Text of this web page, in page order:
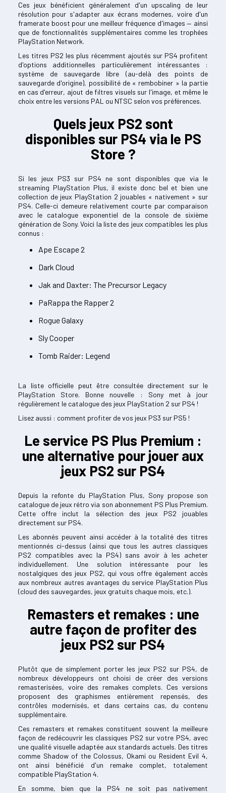
Ces jeux bénéficient généralement d'un upscaling de leur
résolution pour s'adapter aux écrans modernes, voire d'un
framerate boost pour une meilleur fréquence d'images — ainsi
que de fonctionnalités supplémentaires comme les trophées
PlayStation Network.
Les titres PS2 les plus récemment ajoutés sur PS4 profitent
d'options additionnelles particulièrement intéressantes :
système de sauvegarde libre (au-delà des points de
sauvegarde d'origine), possibilité de « rembobiner » la partie
en cas d'erreur, ajout de filtres visuels sur l'image, et même le
choix entre les versions PAL ou NTSC selon vos préférences.
Quels jeux PS2 sont
disponibles sur PS4 via le PS
Store ?
Si les jeux PS3 sur PS4 ne sont disponibles que via le
streaming PlayStation Plus, il existe donc bel et bien une
collection de jeux PlayStation 2 jouables « nativement » sur
PS4. Celle-ci demeure relativement courte par comparaison
avec le catalogue exponentiel de la console de sixième
génération de Sony. Voici la liste des jeux compatibles les plus
connus :
Ape Escape 2
Dark Cloud
Jak and Daxter: The Precursor Legacy
PaRappa the Rapper 2
Rogue Galaxy
Sly Cooper
Tomb Raider: Legend
La liste officielle peut être consultée directement sur le
PlayStation Store. Bonne nouvelle : Sony met à jour
régulièrement le catalogue des jeux PlayStation 2 sur PS4 !
Lisez aussi : comment profiter de vos jeux PS3 sur PS5 !
Le service PS Plus Premium :
une alternative pour jouer aux
jeux PS2 sur PS4
Depuis la refonte du PlayStation Plus, Sony propose son
catalogue de jeux rétro via son abonnement PS Plus Premium.
Cette offre inclut la sélection des jeux PS2 jouables
directement sur PS4.
Les abonnés peuvent ainsi accéder à la totalité des titres
mentionnés ci-dessus (ainsi que tous les autres classiques
PS2 compatibles avec la PS4) sans avoir à les acheter
individuellement. Une solution intéressante pour les
nostalgiques des jeux PS2, qui vous offre également accès
aux nombreux autres avantages du service PlayStation Plus
(cloud des sauvegardes, jeux gratuits chaque mois, etc.).
Remasters et remakes : une
autre façon de profiter des
jeux PS2 sur PS4
Plutôt que de simplement porter les jeux PS2 sur PS4, de
nombreux développeurs ont choisi de créer des versions
remasterisées, voire des remakes complets. Ces versions
proposent des graphismes entièrement repensés, des
contrôles modernisés, et dans certains cas, du contenu
supplémentaire.
Ces remasters et remakes constituent souvent la meilleure
façon de redécouvrir les classiques PS2 sur votre PS4, avec
une qualité visuelle adaptée aux standards actuels. Des titres
comme Shadow of the Colossus, Okami ou Resident Evil 4,
ont ainsi bénéficié d'un remake complet, totalement
compatible PlayStation 4.
En somme, bien que la PS4 ne soit pas nativement